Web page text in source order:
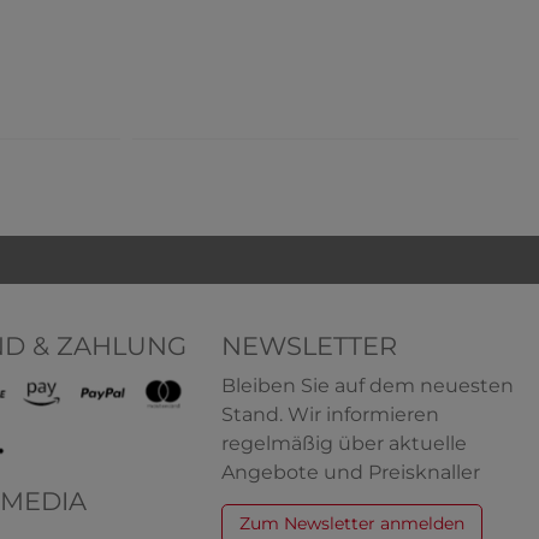
100 %
5,65 € *
Muskelshirt V-Neck aus 100%
Bio-Baumwolle Atlethic Vest
Unterhemd
100% Bio-Baumwolle
6,25 € *
HERMKO 3040 Herren
& ZAHLUNG NEWSLETTER
Bleiben Sie auf dem neuesten
Stand. Wir informieren
regelmäßig über aktuelle
Angebote und Preisknaller
Zum Newsletter anmelden